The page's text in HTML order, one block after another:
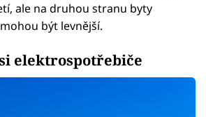
ale na druhou stranu byty
být levnější.
elektrospotřebiče